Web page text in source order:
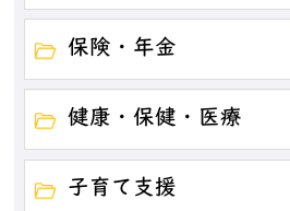
保険・年金
健康・保健・医療
子育て支援